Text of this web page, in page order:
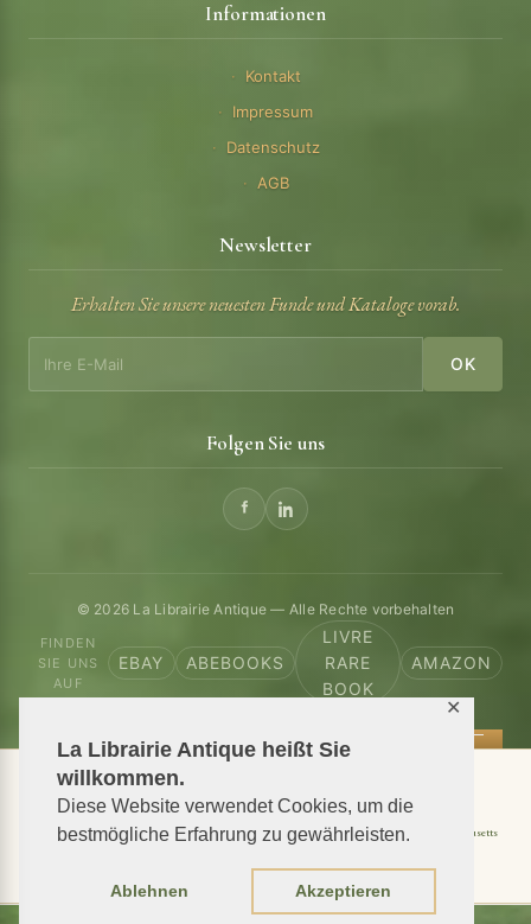
La Librairie Antique heißt Sie
willkommen.
Diese Website verwendet Cookies, um die
bestmögliche Erfahrung zu gewährleisten.
Ablehnen Akzeptieren
✕
Informationen
Kontakt
Impressum
Datenschutz
AGB
Newsletter
Erhalten Sie unsere neuesten Funde und Kataloge vorab.
OK
Folgen Sie uns
© 2026 La Librairie Antique — Alle Rechte vorbehalten
FINDEN
SIE UNS
AUF
EBAY ABEBOOKS
LIVRE
RARE
BOOK
AMAZON
📦 We ship antiquarian books worldwide
Shipping to USA Shipping to New York Shipping to California
Shipping to Massachusetts